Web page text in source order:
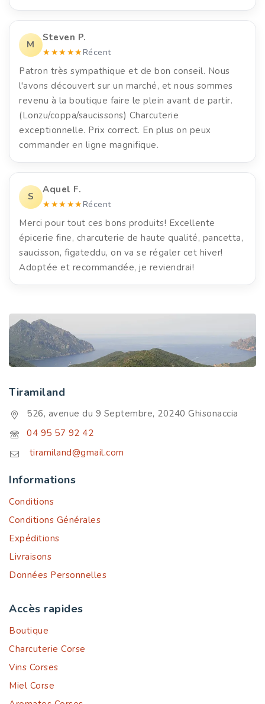
M
Steven P.
★★★★★Récent
Patron très sympathique et de bon conseil. Nous
l'avons découvert sur un marché, et nous sommes
revenu à la boutique faire le plein avant de partir.
(Lonzu/coppa/saucissons) Charcuterie
exceptionnelle. Prix correct. En plus on peux
commander en ligne magnifique.
S
Aquel F.
★★★★★Récent
Merci pour tout ces bons produits! Excellente
épicerie fine, charcuterie de haute qualité, pancetta,
saucisson, figateddu, on va se régaler cet hiver!
Adoptée et recommandée, je reviendrai!
Tiramiland
526, avenue du 9 Septembre, 20240 Ghisonaccia
04 95 57 92 42
tiramiland@gmail.com
Informations
Conditions
Conditions Générales
Expéditions
Livraisons
Données Personnelles
Accès rapides
Boutique
Charcuterie Corse
Vins Corses
Miel Corse